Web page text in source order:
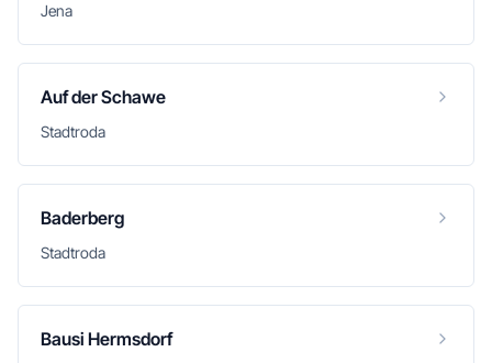
Jena
Auf der Schawe
Stadtroda
Baderberg
Stadtroda
Bausi Hermsdorf